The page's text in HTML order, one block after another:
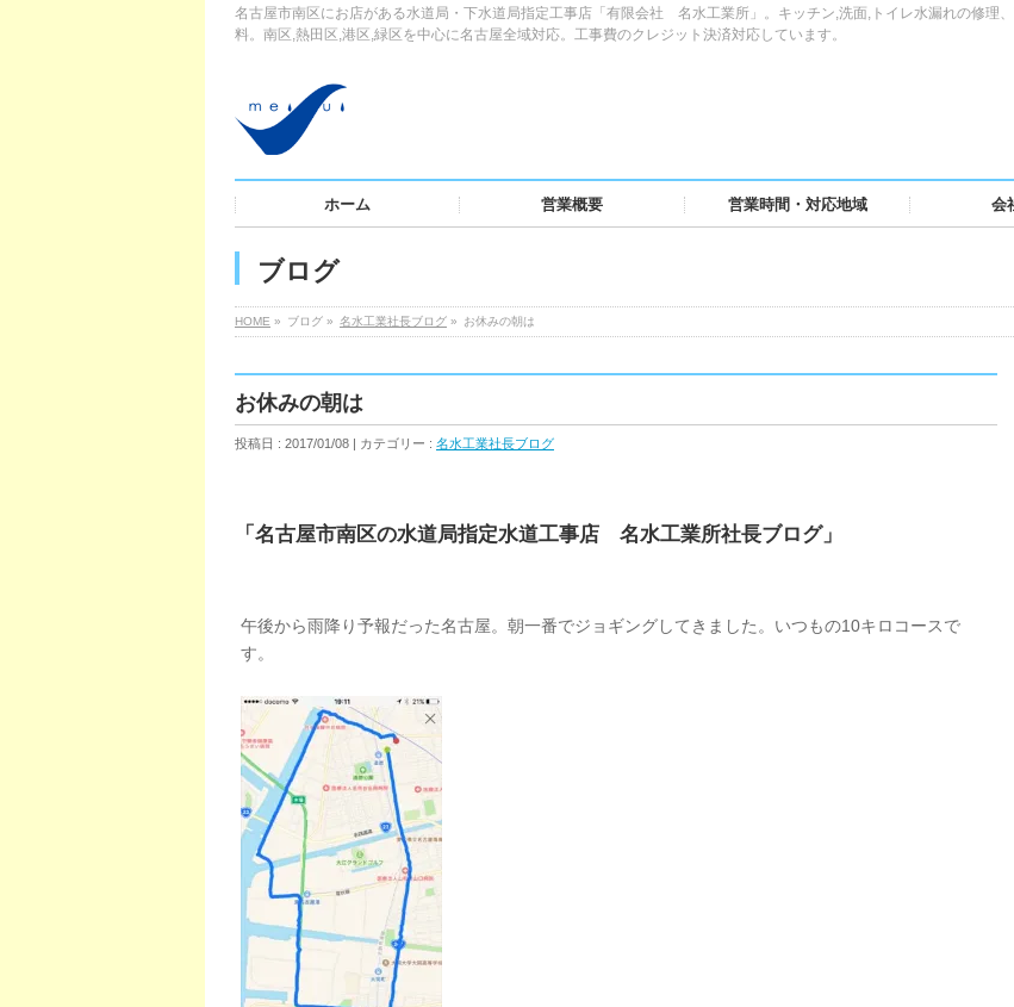
名古屋市南区にお店がある水道局・下水道局指定工事店「有限会社 名水工業所」。キッチン,洗面,トイレ水漏れの修理
料。南区,熱田区,港区,緑区を中心に名古屋全域対応。工事費のクレジット決済対応しています。
ホーム 営業概要 営業時間・対応地域 会
ブログ
HOME » ブログ » 名水工業社長ブログ » お休みの朝は
お休みの朝は
投稿日 : 2017/01/08 | カテゴリー : 名水工業社長ブログ
「名古屋市南区の水道局指定水道工事店 名水工業所社長ブログ」
午後から雨降り予報だった名古屋。朝一番でジョギングしてきました。いつもの10キロコースで
す。